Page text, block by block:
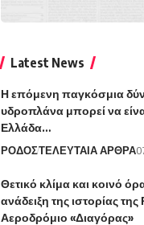
Latest News
Η επόμενη παγκόσμια
υδροπλάνα μπορεί να
Ελλάδα…
ΡΟΔΟΣΤΕΛΕΥΤΑΙΑ ΑΡΘΡΑ
Θετικό κλίμα και κοινό
ανάδειξη της ιστορίας
Αεροδρόμιο «Διαγόρας»